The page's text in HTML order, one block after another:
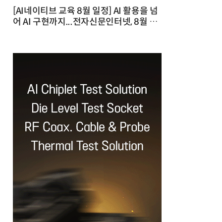
[AI네이티브 교육 8월 일정] AI 활용을 넘
어 AI 구현까지...전자신문인터넷, 8월 실